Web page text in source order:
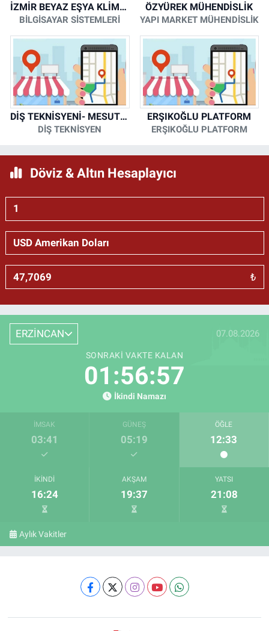
İZMİR BEYAZ EŞYA KLİMA KOMBİ SERVİSİ
BİLGİSAYAR SİSTEMLERİ
ÖZYÜREK MÜHENDİSLİK
YAPI MARKET MÜHENDİSLİK
DİŞ TEKNİSYENİ- MESUT KORKMAZ
DİŞ TEKNİSYEN
ERŞIKOĞLU PLATFORM
ERŞIKOĞLU PLATFORM
Döviz & Altın Hesaplayıcı
₺
ERZİNCAN 07.08.2026
SONRAKI VAKTE KALAN
01:56:56
İkindi Namazı
İMSAK
03:41
GÜNEŞ
05:19
ÖĞLE
12:33
İKINDI
16:24
AKŞAM
19:37
YATSI
21:08
Aylık Vakitler